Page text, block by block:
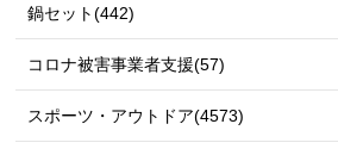
鍋セット(442)
コロナ被害事業者支援(57)
スポーツ・アウトドア(4573)